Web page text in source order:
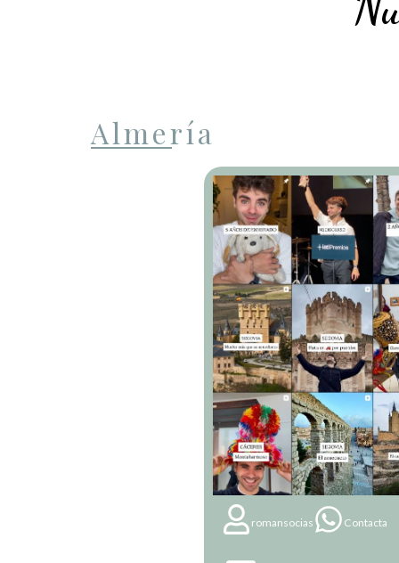
Almería
romansocias Contacta